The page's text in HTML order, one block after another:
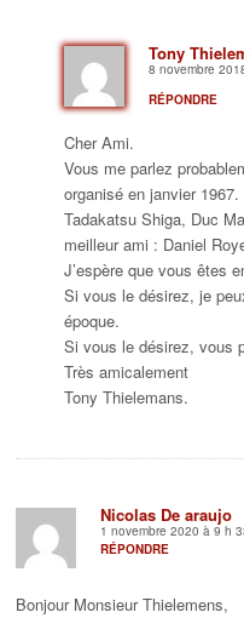
Tony
8 novembre
Cher Ami.
Vous me parlez
organisé en janvier
Tadakatsu Shiga, Duc
meilleur ami : Daniel
J’espère que vous êtes
Si vous le désirez, je
époque.
Si vous le désirez, vous
Très amicalement
Tony Thielemans.
RÉPONDRE
Nicolas De araujo
1 novembre 2020 à 9 h
Bonjour Monsieur Thielemens,
RÉPONDRE